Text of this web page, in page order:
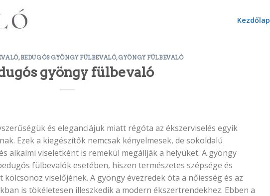
Kezdőlap
,BEDUGÓS GYÖNGY FÜLBEVALÓ,GYÖNGY FÜLBEVALÓ
gyöngy fülbevaló
és eleganciájuk miatt régóta az ékszerviselés egyik
Ezek a kiegészítők nemcsak kényelmesek, de sokoldalú
alkalmi viseletként is remekül megállják a helyüket. A gyöngy
fülbevalók esetében, hiszen természetes szépsége és
viselőjének. A gyöngy évezredek óta a nőiesség és az
is tökéletesen illeszkedik a modern ékszertrendekhez. Ebben a